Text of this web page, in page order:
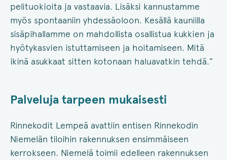
pelituokioita ja vastaavia. Lisäksi kannustamme
myös spontaaniin yhdessäoloon. Kesällä kauniilla
sisäpihallamme on mahdollista osallistua kukkien ja
hyötykasvien istuttamiseen ja hoitamiseen. Mitä
ikinä asukkaat sitten kotonaan haluavatkin tehdä.”
Palveluja tarpeen mukaisesti
Rinnekodit Lempeä avattiin entisen Rinnekodin
Niemelän tiloihin rakennuksen ensimmäiseen
kerrokseen. Niemelä toimii edelleen rakennuksen